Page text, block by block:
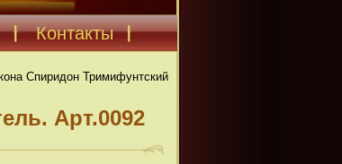
Контакты
Спиридон Тримифунтский
Арт.0092